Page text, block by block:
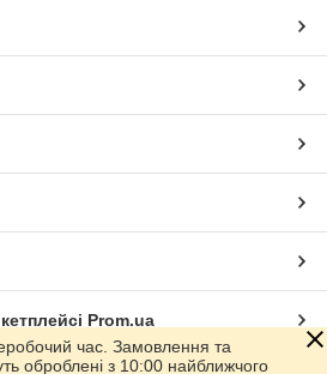
Prom.ua
час. Замовлення та
оброблені з 10:00 найближчого